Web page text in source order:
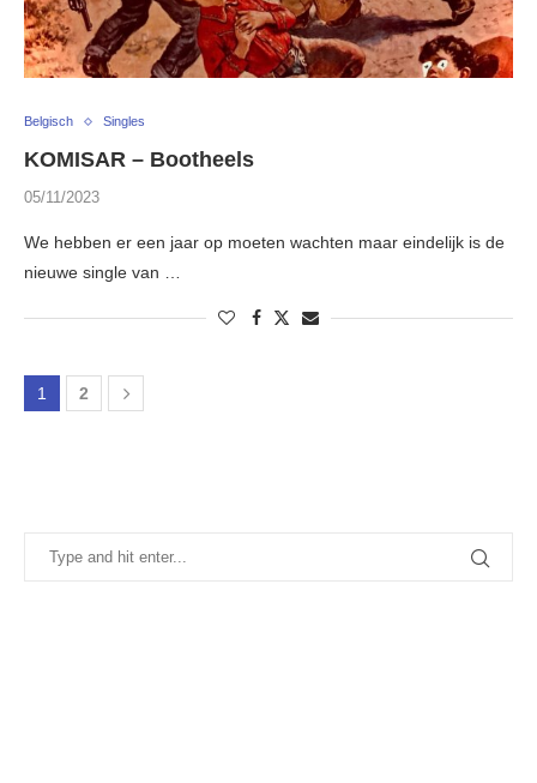
Belgisch Singles
KOMISAR – Bootheels
05/11/2023
We hebben er een jaar op moeten wachten maar eindelijk is de
nieuwe single van …
1 2